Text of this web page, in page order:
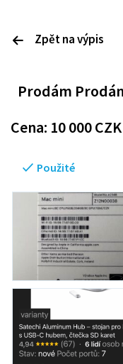
Zpět na výpis
Prodám
Cena: 10 000CZK
Použité